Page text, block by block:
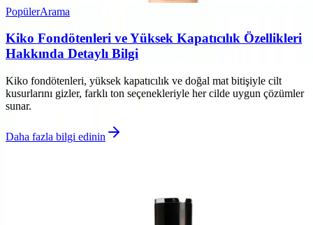
PopülerArama
Kiko Fondötenleri ve Yüksek Kapatıcılık Özellikleri
Hakkında Detaylı Bilgi
Kiko fondötenleri, yüksek kapatıcılık ve doğal mat bitişiyle cilt
kusurlarını gizler, farklı ton seçenekleriyle her cilde uygun çözümler
sunar.
Daha fazla bilgi edinin